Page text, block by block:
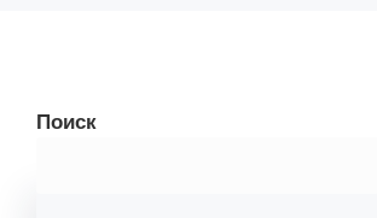
Поиск